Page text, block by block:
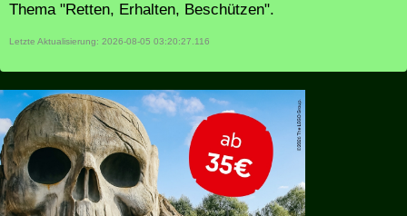
Thema "Retten, Erhalten, Beschützen".
Letzte Aktualisierung: 2026-08-05 03:20:27.116